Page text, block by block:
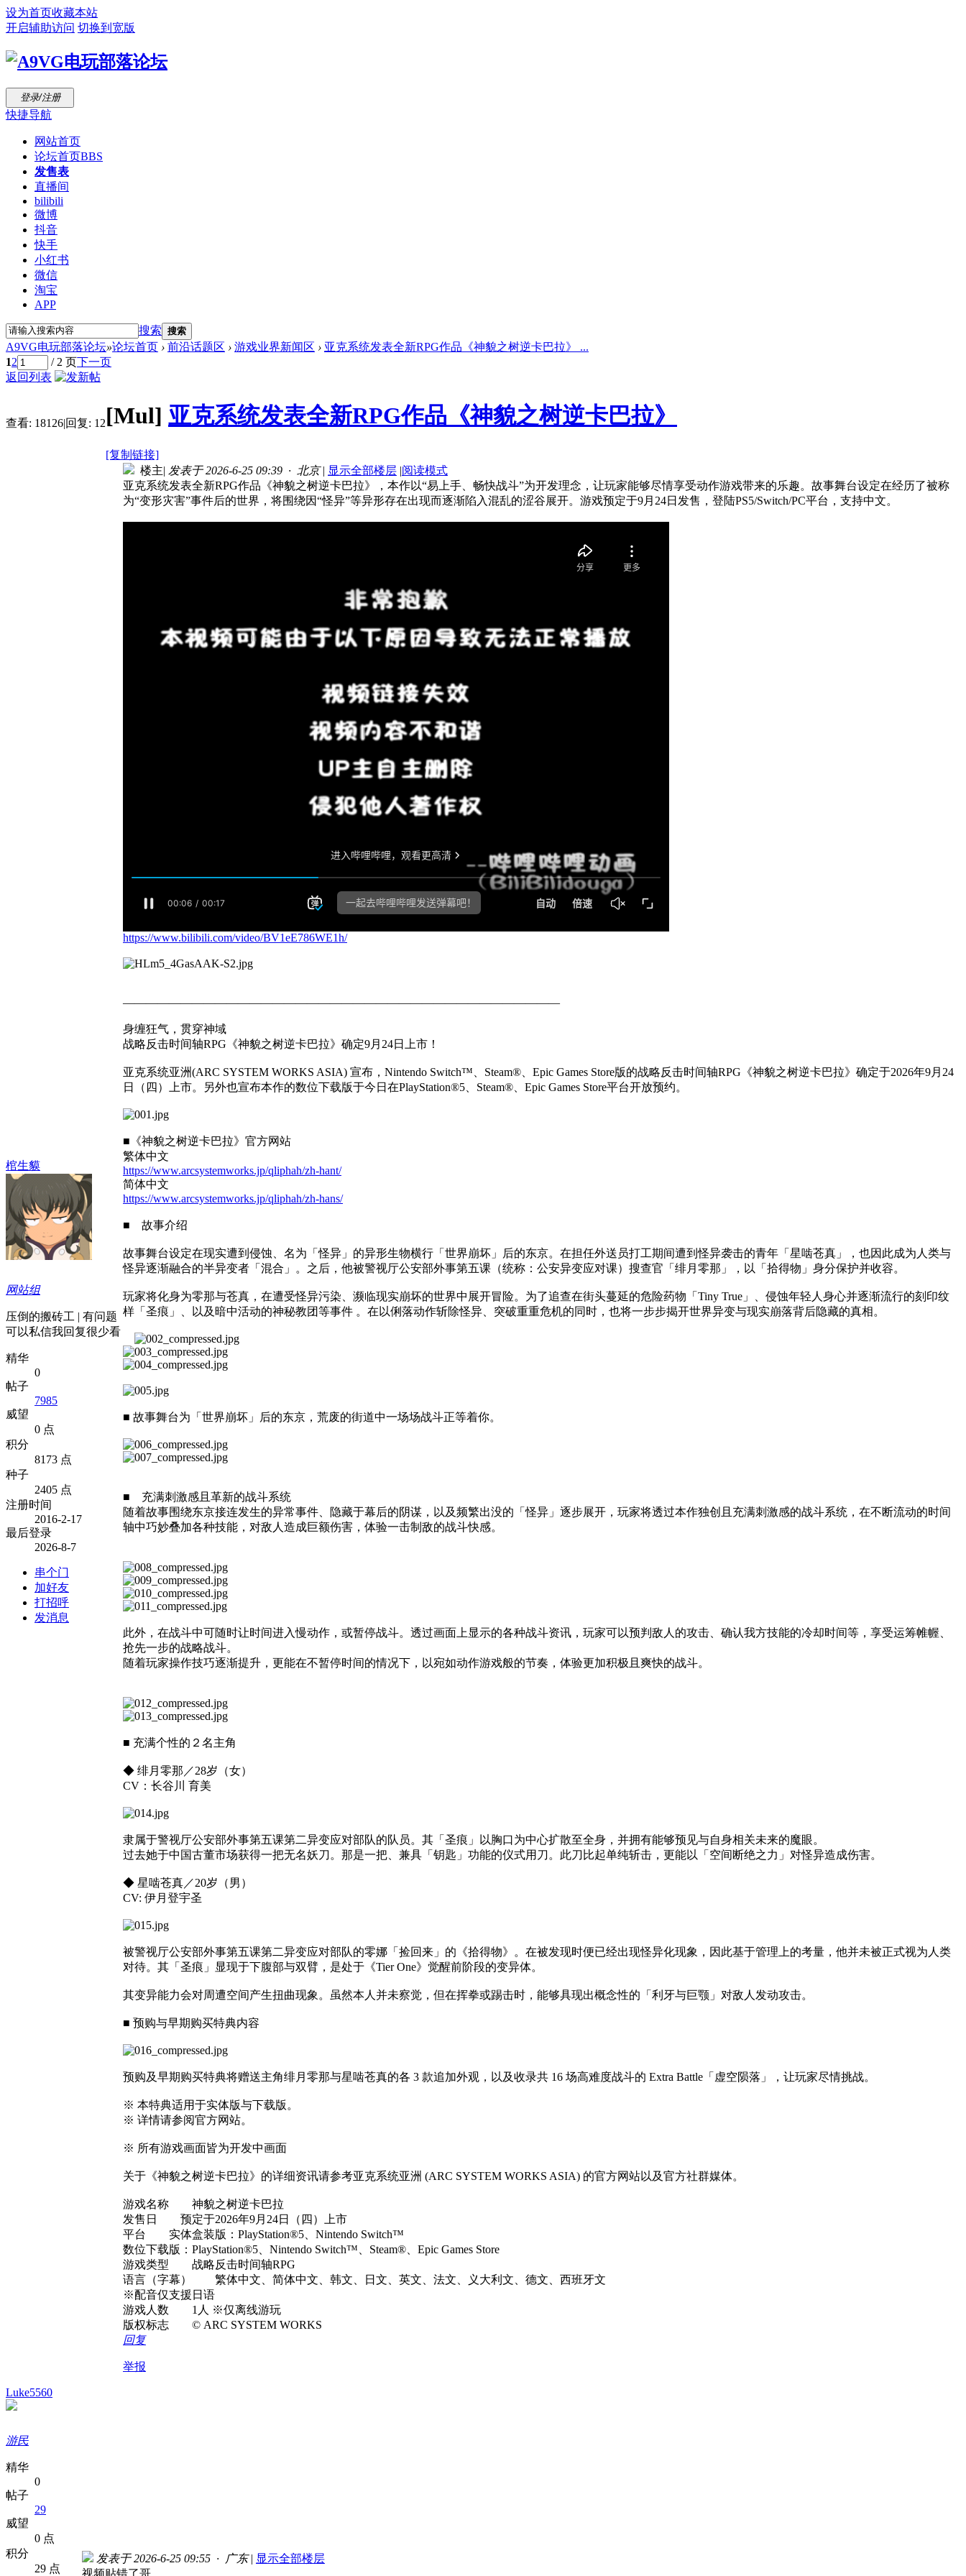
设为首页收藏本站
开启辅助访问 切换到宽版
登录/注册
快捷导航
网站首页
论坛首页BBS
发售表
直播间
bilibili
微博
抖音
快手
小红书
微信
淘宝
APP
搜索 搜索
A9VG电玩部落论坛»论坛首页 › 前沿话题区 › 游戏业界新闻区 › 亚克系统发表全新RPG作品《神貌之树逆卡巴拉》 ...
12 / 2 页下一页
返回列表
查看: 18126|回复: 12[Mul] 亚克系统发表全新RPG作品《神貌之树逆卡巴拉》
[复制链接]
棺生貘
网站组
压倒的搬砖工 | 有问题
可以私信我回复很少看
精华
0
帖子
7985
威望
0 点
积分
8173 点
种子
2405 点
注册时间
2016-2-17
最后登录
2026-8-7
串个门
加好友
打招呼
发消息
楼主| 发表于 2026-6-25 09:39 · 北京 | 显示全部楼层 |阅读模式
亚克系统发表全新RPG作品《神貌之树逆卡巴拉》，本作以“易上手、畅快战斗”为开发理念，让玩家能够尽情享受动作游戏带来的乐趣。故事舞台设定在经历了被称
为“变形灾害”事件后的世界，将围绕因“怪异”等异形存在出现而逐渐陷入混乱的涩谷展开。游戏预定于9月24日发售，登陆PS5/Switch/PC平台，支持中文。
https://www.bilibili.com/video/BV1eE786WE1h/
——————————————————————————————————————
身缠狂气，贯穿神域
战略反击时间轴RPG《神貌之树逆卡巴拉》确定9月24日上市！
亚克系统亚洲(ARC SYSTEM WORKS ASIA) 宣布，Nintendo Switch™、Steam®、Epic Games Store版的战略反击时间轴RPG《神貌之树逆卡巴拉》确定于2026年9月24
日（四）上市。另外也宣布本作的数位下载版于今日在PlayStation®5、Steam®、Epic Games Store平台开放预约。
■《神貌之树逆卡巴拉》官方网站
繁体中文
https://www.arcsystemworks.jp/qliphah/zh-hant/
简体中文
https://www.arcsystemworks.jp/qliphah/zh-hans/
■ 故事介绍
故事舞台设定在现实遭到侵蚀、名为「怪异」的异形生物横行「世界崩坏」后的东京。在担任外送员打工期间遭到怪异袭击的青年「星啮苍真」，也因此成为人类与
怪异逐渐融合的半异变者「混合」。之后，他被警视厅公安部外事第五课（统称：公安异变应对课）搜查官「绯月零那」，以「拾得物」身分保护并收容。
玩家将化身为零那与苍真，在遭受怪异污染、濒临现实崩坏的世界中展开冒险。为了追查在街头蔓延的危险药物「Tiny True」、侵蚀年轻人身心并逐渐流行的刻印纹
样「圣痕」、以及暗中活动的神秘教团等事件 。在以俐落动作斩除怪异、突破重重危机的同时，也将一步步揭开世界异变与现实崩落背后隐藏的真相。
■ 故事舞台为「世界崩坏」后的东京，荒废的街道中一场场战斗正等着你。
■ 充满刺激感且革新的战斗系统
随着故事围绕东京接连发生的异常事件、隐藏于幕后的阴谋，以及频繁出没的「怪异」逐步展开，玩家将透过本作独创且充满刺激感的战斗系统，在不断流动的时间
轴中巧妙叠加各种技能，对敌人造成巨额伤害，体验一击制敌的战斗快感。
此外，在战斗中可随时让时间进入慢动作，或暂停战斗。透过画面上显示的各种战斗资讯，玩家可以预判敌人的攻击、确认我方技能的冷却时间等，享受运筹帷幄、
抢先一步的战略战斗。
随着玩家操作技巧逐渐提升，更能在不暂停时间的情况下，以宛如动作游戏般的节奏，体验更加积极且爽快的战斗。
■ 充满个性的２名主角
◆ 绯月零那／28岁（女）
CV：长谷川 育美
隶属于警视厅公安部外事第五课第二异变应对部队的队员。其「圣痕」以胸口为中心扩散至全身，并拥有能够预见与自身相关未来的魔眼。
过去她于中国古董市场获得一把无名妖刀。那是一把、兼具「钥匙」功能的仪式用刀。此刀比起单纯斩击，更能以「空间断绝之力」对怪异造成伤害。
◆ 星啮苍真／20岁（男）
CV: 伊月登宇圣
被警视厅公安部外事第五课第二异变应对部队的零娜「捡回来」的《拾得物》。在被发现时便已经出现怪异化现象，因此基于管理上的考量，他并未被正式视为人类
对待。其「圣痕」显现于下腹部与双臂，是处于《Tier One》觉醒前阶段的变异体。
其变异能力会对周遭空间产生扭曲现象。虽然本人并未察觉，但在挥拳或踢击时，能够具现出概念性的「利牙与巨颚」对敌人发动攻击。
■ 预购与早期购买特典内容
预购及早期购买特典将赠送主角绯月零那与星啮苍真的各 3 款追加外观，以及收录共 16 场高难度战斗的 Extra Battle「虚空陨落」，让玩家尽情挑战。
※ 本特典适用于实体版与下载版。
※ 详情请参阅官方网站。
※ 所有游戏画面皆为开发中画面
关于《神貌之树逆卡巴拉》的详细资讯请参考亚克系统亚洲 (ARC SYSTEM WORKS ASIA) 的官方网站以及官方社群媒体。
游戏名称 神貌之树逆卡巴拉
发售日 预定于2026年9月24日（四）上市
平台 实体盒装版：PlayStation®5、Nintendo Switch™
数位下载版：PlayStation®5、Nintendo Switch™、Steam®、Epic Games Store
游戏类型 战略反击时间轴RPG
语言（字幕） 繁体中文、简体中文、韩文、日文、英文、法文、义大利文、德文、西班牙文
※配音仅支援日语
游戏人数 1人 ※仅离线游玩
版权标志 © ARC SYSTEM WORKS
回复
举报
Luke5560
游民
精华
0
帖子
29
威望
0 点
积分
29 点
发表于 2026-6-25 09:55 · 广东 | 显示全部楼层
视频贴错了哥